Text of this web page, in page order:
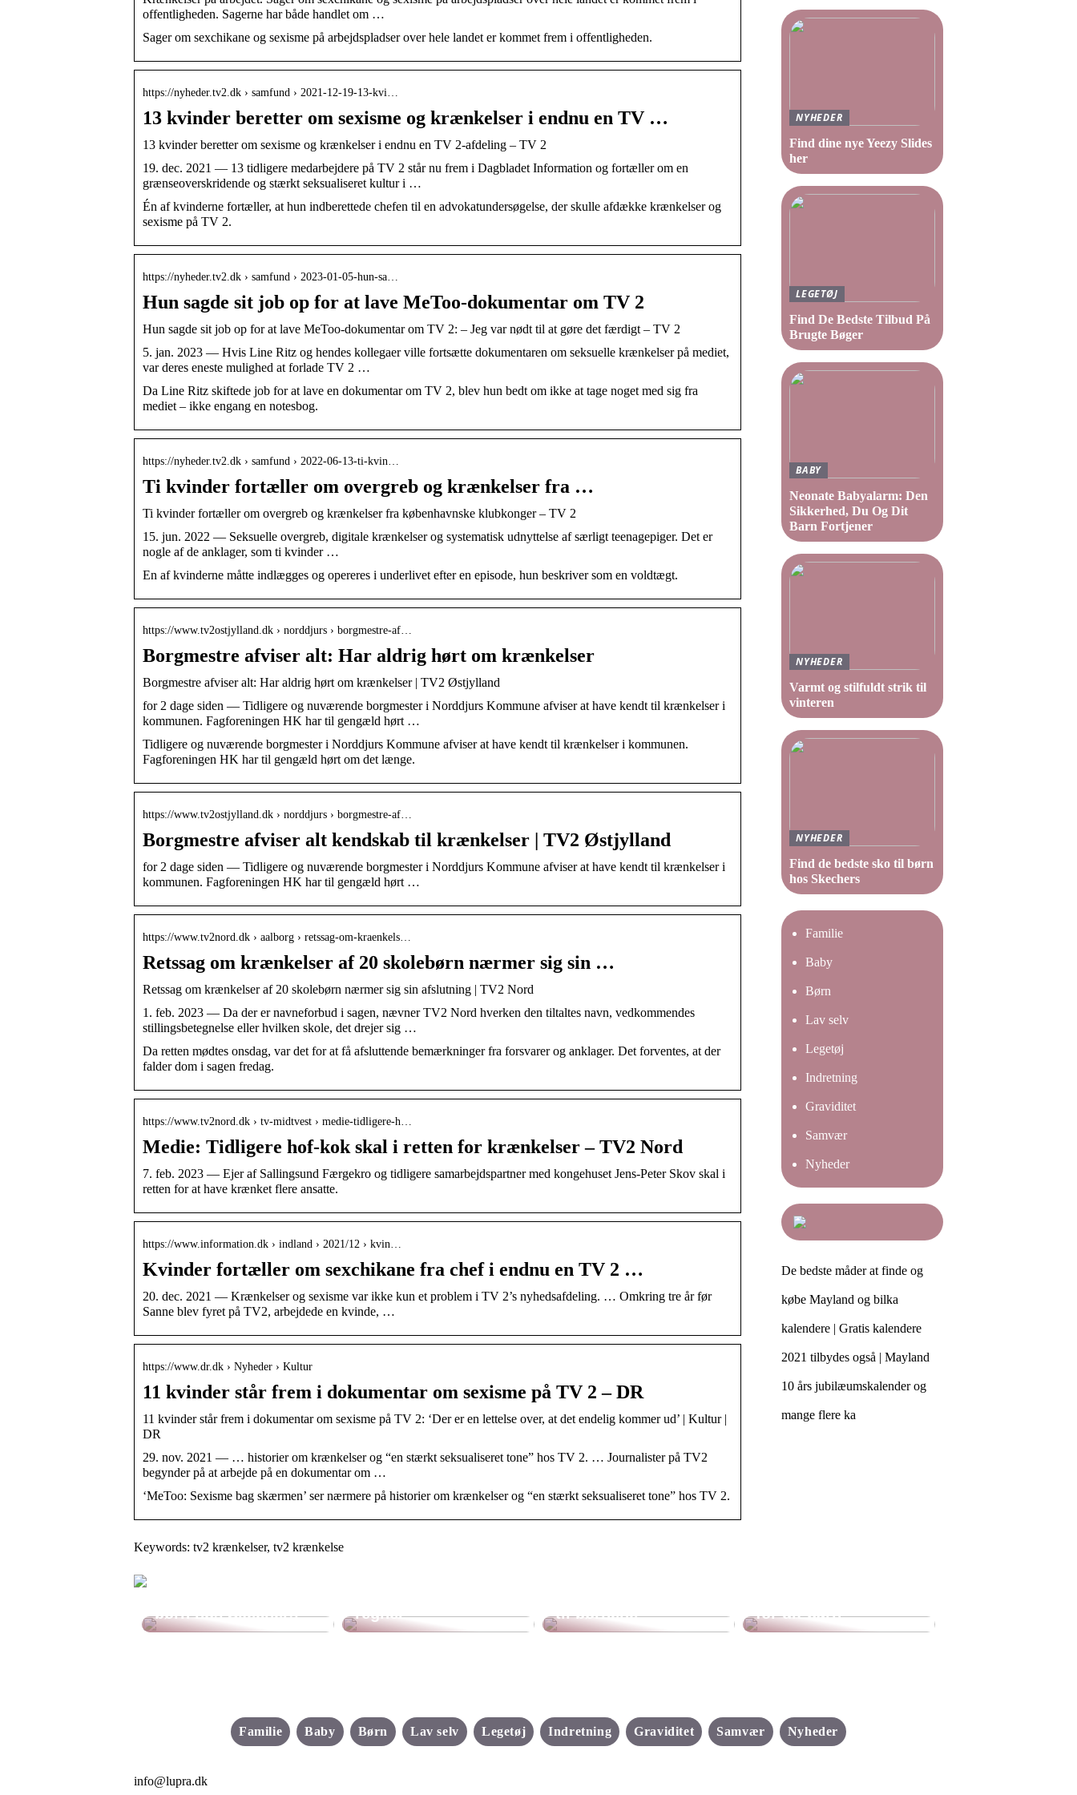
offentligheden. Sagerne har både handlet om …
Sager om sexchikane og sexisme på arbejdspladser over hele landet er kommet frem i offentligheden.
https://nyheder.tv2.dk › samfund › 2021-12-19-13-kvi…
13 kvinder beretter om sexisme og krænkelser i endnu en TV …
13 kvinder beretter om sexisme og krænkelser i endnu en TV 2-afdeling – TV 2
19. dec. 2021 — 13 tidligere medarbejdere på TV 2 står nu frem i Dagbladet Information og fortæller om en
grænseoverskridende og stærkt seksualiseret kultur i …
Én af kvinderne fortæller, at hun indberettede chefen til en advokatundersøgelse, der skulle afdække krænkelser og
sexisme på TV 2.
https://nyheder.tv2.dk › samfund › 2023-01-05-hun-sa…
Hun sagde sit job op for at lave MeToo-dokumentar om TV 2
Hun sagde sit job op for at lave MeToo-dokumentar om TV 2: – Jeg var nødt til at gøre det færdigt – TV 2
5. jan. 2023 — Hvis Line Ritz og hendes kollegaer ville fortsætte dokumentaren om seksuelle krænkelser på mediet,
var deres eneste mulighed at forlade TV 2 …
Da Line Ritz skiftede job for at lave en dokumentar om TV 2, blev hun bedt om ikke at tage noget med sig fra
mediet – ikke engang en notesbog.
https://nyheder.tv2.dk › samfund › 2022-06-13-ti-kvin…
Ti kvinder fortæller om overgreb og krænkelser fra …
Ti kvinder fortæller om overgreb og krænkelser fra københavnske klubkonger – TV 2
15. jun. 2022 — Seksuelle overgreb, digitale krænkelser og systematisk udnyttelse af særligt teenagepiger. Det er
nogle af de anklager, som ti kvinder …
En af kvinderne måtte indlægges og opereres i underlivet efter en episode, hun beskriver som en voldtægt.
https://www.tv2ostjylland.dk › norddjurs › borgmestre-af…
Borgmestre afviser alt: Har aldrig hørt om krænkelser
Borgmestre afviser alt: Har aldrig hørt om krænkelser | TV2 Østjylland
for 2 dage siden — Tidligere og nuværende borgmester i Norddjurs Kommune afviser at have kendt til krænkelser i
kommunen. Fagforeningen HK har til gengæld hørt …
Tidligere og nuværende borgmester i Norddjurs Kommune afviser at have kendt til krænkelser i kommunen.
Fagforeningen HK har til gengæld hørt om det længe.
https://www.tv2ostjylland.dk › norddjurs › borgmestre-af…
Borgmestre afviser alt kendskab til krænkelser | TV2 Østjylland
for 2 dage siden — Tidligere og nuværende borgmester i Norddjurs Kommune afviser at have kendt til krænkelser i
kommunen. Fagforeningen HK har til gengæld hørt …
https://www.tv2nord.dk › aalborg › retssag-om-kraenkels…
Retssag om krænkelser af 20 skolebørn nærmer sig sin …
Retssag om krænkelser af 20 skolebørn nærmer sig sin afslutning | TV2 Nord
1. feb. 2023 — Da der er navneforbud i sagen, nævner TV2 Nord hverken den tiltaltes navn, vedkommendes
stillingsbetegnelse eller hvilken skole, det drejer sig …
Da retten mødtes onsdag, var det for at få afsluttende bemærkninger fra forsvarer og anklager. Det forventes, at der
falder dom i sagen fredag.
https://www.tv2nord.dk › tv-midtvest › medie-tidligere-h…
Medie: Tidligere hof-kok skal i retten for krænkelser – TV2 Nord
7. feb. 2023 — Ejer af Sallingsund Færgekro og tidligere samarbejdspartner med kongehuset Jens-Peter Skov skal i
retten for at have krænket flere ansatte.
https://www.information.dk › indland › 2021/12 › kvin…
Kvinder fortæller om sexchikane fra chef i endnu en TV 2 …
20. dec. 2021 — Krænkelser og sexisme var ikke kun et problem i TV 2’s nyhedsafdeling. … Omkring tre år før
Sanne blev fyret på TV2, arbejdede en kvinde, …
https://www.dr.dk › Nyheder › Kultur
11 kvinder står frem i dokumentar om sexisme på TV 2 – DR
11 kvinder står frem i dokumentar om sexisme på TV 2: ‘Der er en lettelse over, at det endelig kommer ud’ | Kultur |
DR
29. nov. 2021 — … historier om krænkelser og “en stærkt seksualiseret tone” hos TV 2. … Journalister på TV2
begynder på at arbejde på en dokumentar om …
‘MeToo: Sexisme bag skærmen’ ser nærmere på historier om krænkelser og “en stærkt seksualiseret tone” hos TV 2.
Keywords: tv2 krænkelser, tv2 krænkelse
NYHEDER
Find dine nye Yeezy Slides
her
LEGETØJ
Find De Bedste Tilbud På
Brugte Bøger
BABY
Neonate Babyalarm: Den
Sikkerhed, Du Og Dit
Barn Fortjener
NYHEDER
Varmt og stilfuldt strik til
vinteren
NYHEDER
Find de bedste sko til børn
hos Skechers
Familie
Baby
Børn
Lav selv
Legetøj
Indretning
Graviditet
Samvær
Nyheder
De bedste måder at finde og
købe Mayland og bilka
kalendere | Gratis kalendere
2021 tilbydes også | Mayland
10 års jubilæumskalender og
mange flere ka
børn hos Skechers
regner
til børnene
for dit barn
Familie Baby Børn Lav selv Legetøj Indretning Graviditet Samvær Nyheder
info@lupra.dk